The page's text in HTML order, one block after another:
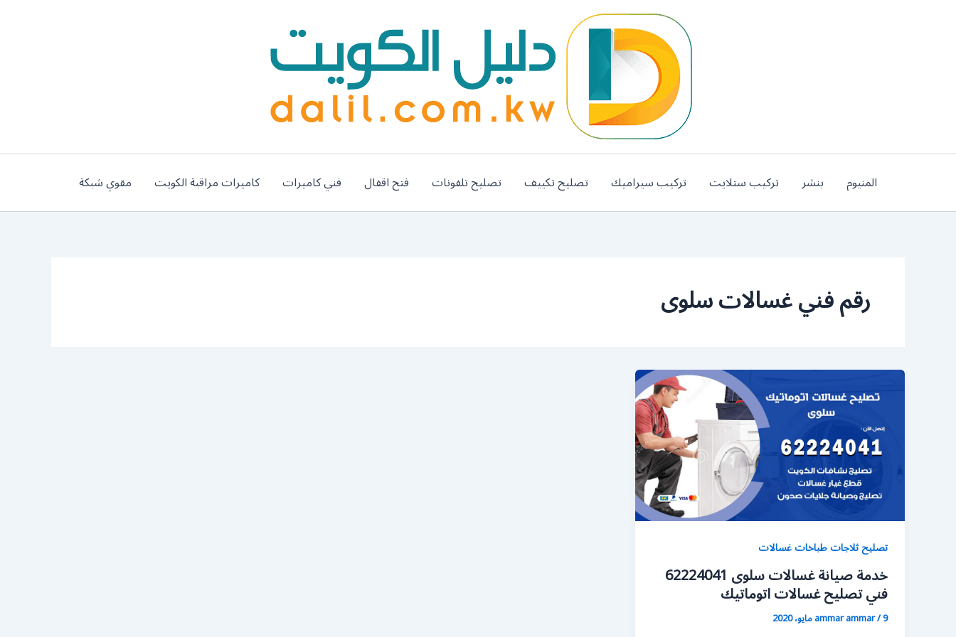
المنيوم بنشر تركيب ستلايت تركيب سيراميك تصليح تكييف تصليح تلفونات فتح اقفال فني كاميرات كاميرات مراقبة الكويت مقوي شبكة
رقم فني غسالات سلوى
تصليح ثلاجات طباخات غسالات
خدمة صيانة غسالات سلوى 62224041
فني تصليح غسالات اتوماتيك
ammar ammar/9 مايو، 2020